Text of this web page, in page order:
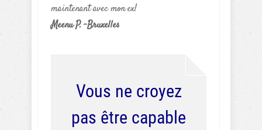
maintenant avec mon ex!
Meenu P. -Bruxelles
Vous ne croyez
pas être capable